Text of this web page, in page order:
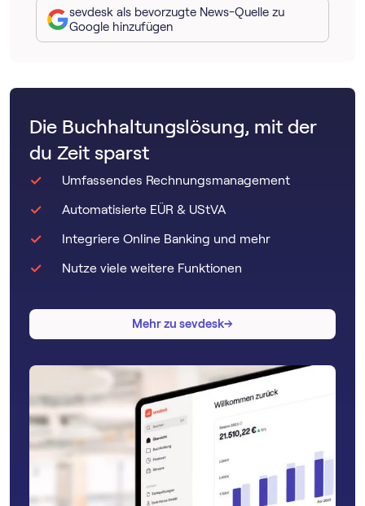
sevdesk als bevorzugte News-Quelle zu
Google hinzufügen
Die Buchhaltungslösung, mit der
du Zeit sparst
Umfassendes Rechnungsmanagement
Automatisierte EÜR & UStVA
Integriere Online Banking und mehr
Nutze viele weitere Funktionen
Mehr zu sevdesk→
→